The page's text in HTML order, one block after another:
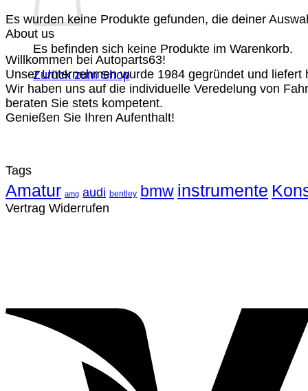
Es befinden sich keine Produkte im Warenkorb.
Zurück zum Shop
Es wurden keine Produkte gefunden, die deiner
About us
Willkommen bei Autoparts63!
Unser Unternehmen wurde 1984 gegründet und
Wir haben uns auf die individuelle Veredelung von
beraten Sie stets kompetent.
Genießen Sie Ihren Aufenthalt!
Tags
Amatur amg audi bentley bmw instrumente
Vertrag Widerrufen